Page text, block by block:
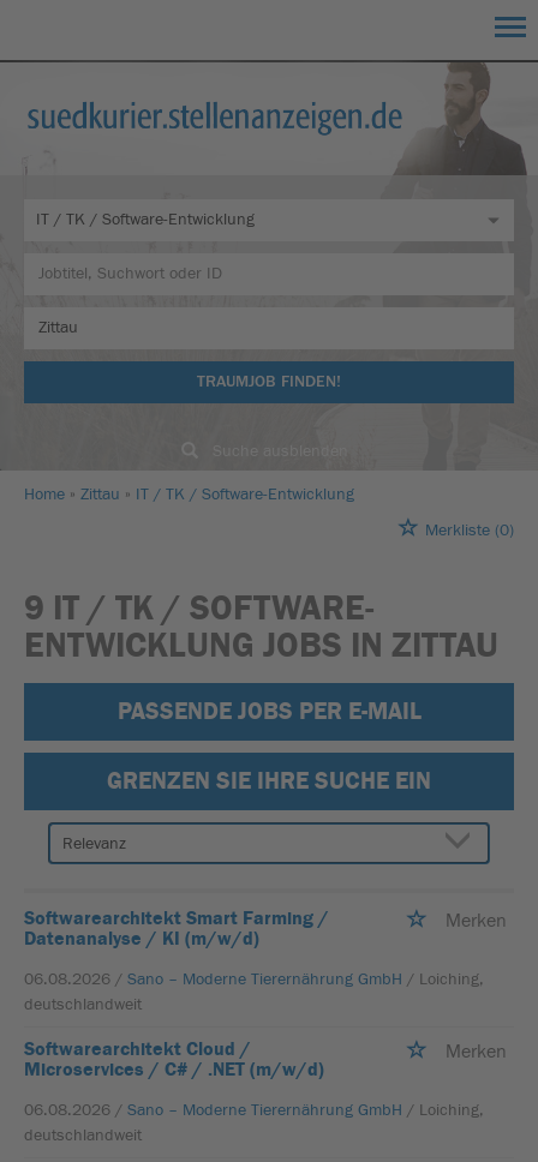
TRAUMJOB FINDEN!
Home Zittau
IT / TK / Software-Entwicklung
Merkliste (0)
9 IT / TK / SOFTWARE-
ENTWICKLUNG JOBS IN ZITTAU
PASSENDE JOBS PER E-MAIL
GRENZEN SIE IHRE SUCHE EIN
Softwarearchitekt Smart Farming /
Datenanalyse / KI (m/w/d)
Merken
06.08.2026 / Sano – Moderne Tierernährung GmbH / Loiching,
deutschlandweit
Softwarearchitekt Cloud /
Microservices / C# / .NET (m/w/d)
Merken
06.08.2026 / Sano – Moderne Tierernährung GmbH / Loiching,
deutschlandweit